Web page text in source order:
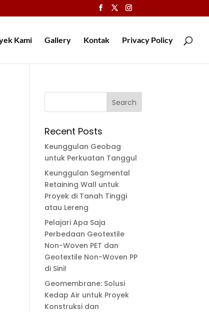
Kami Gallery Kontak Privacy Policy
Recent Posts
Keunggulan Geobag
untuk Perkuatan Tanggul
Keunggulan Segmental
Retaining Wall untuk
Proyek di Tanah Tinggi
atau Lereng
Pelajari Apa Saja
Perbedaan Geotextile
Non-Woven PET dan
Geotextile Non-Woven PP
di Sini!
Geomembrane: Solusi
Kedap Air untuk Proyek
Konstruksi dan